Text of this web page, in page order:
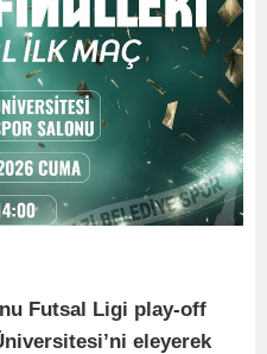
Futsal Ligi play-off
eleyerek